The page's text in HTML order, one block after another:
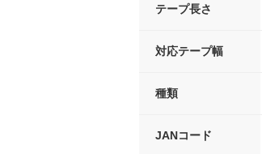
テープ長さ
対応テープ幅
種類
JANコード